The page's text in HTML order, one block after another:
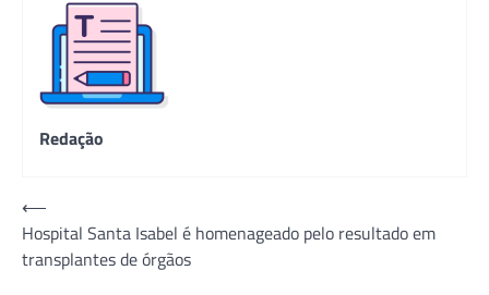
Redação
Navegação
de
Post
⟵
Hospital Santa Isabel é homenageado pelo resultado em
transplantes de órgãos